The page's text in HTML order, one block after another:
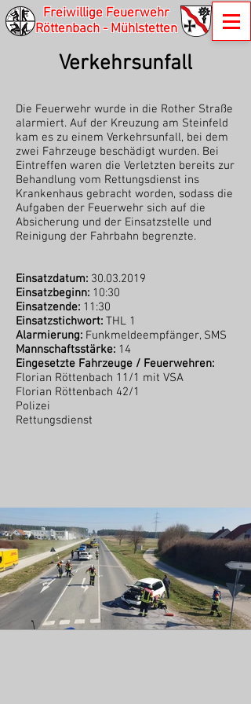
Freiwillige Feuerwehr
Röttenbach - Mühlstetten
Verkehrsunfall
Die Feuerwehr wurde in die Rother Straße
alarmiert. Auf der Kreuzung am Steinfeld
kam es zu einem Verkehrsunfall, bei dem
zwei Fahrzeuge beschädigt wurden. Bei
Eintreffen waren die Verletzten bereits zur
Behandlung vom Rettungsdienst ins
Krankenhaus gebracht worden, sodass die
Aufgaben der Feuerwehr sich auf die
Absicherung und der Einsatzstelle und
Reinigung der Fahrbahn begrenzte.
Einsatzdatum: 30.03.2019
Einsatzbeginn: 10:30
Einsatzende: 11:30
Einsatzstichwort: THL 1
Alarmierung: Funkmeldeempfänger, SMS
Mannschaftsstärke: 14
Eingesetzte Fahrzeuge / Feuerwehren:
Florian Röttenbach 11/1 mit VSA
Florian Röttenbach 42/1
Polizei
Rettungsdienst